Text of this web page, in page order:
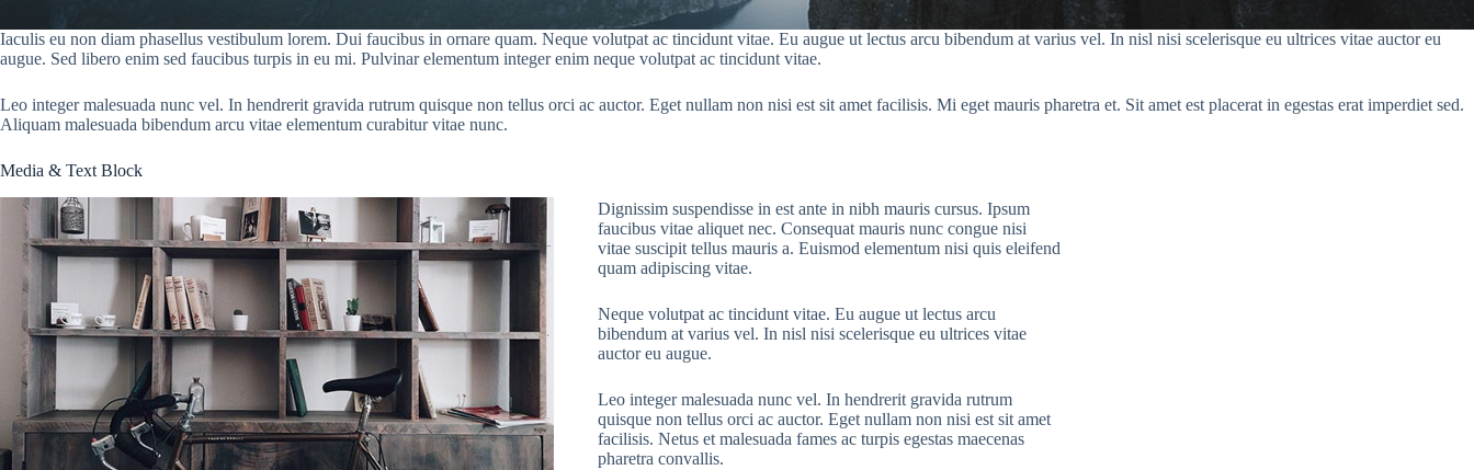
Iaculis eu non diam phasellus vestibulum lorem. Dui faucibus in ornare quam. Neque volutpat ac tincidunt vitae. Eu augue ut lectus arcu bibendum at varius vel. In nisl nisi scelerisque eu ultrices vitae auctor eu
augue. Sed libero enim sed faucibus turpis in eu mi. Pulvinar elementum integer enim neque volutpat ac tincidunt vitae.
Leo integer malesuada nunc vel. In hendrerit gravida rutrum quisque non tellus orci ac auctor. Eget nullam non nisi est sit amet facilisis. Mi eget mauris pharetra et. Sit amet est placerat in egestas erat imperdiet sed.
Aliquam malesuada bibendum arcu vitae elementum curabitur vitae nunc.
Media & Text Block
Dignissim suspendisse in est ante in nibh mauris cursus. Ipsum
faucibus vitae aliquet nec. Consequat mauris nunc congue nisi
vitae suscipit tellus mauris a. Euismod elementum nisi quis eleifend
quam adipiscing vitae.
Neque volutpat ac tincidunt vitae. Eu augue ut lectus arcu
bibendum at varius vel. In nisl nisi scelerisque eu ultrices vitae
auctor eu augue.
Leo integer malesuada nunc vel. In hendrerit gravida rutrum
quisque non tellus orci ac auctor. Eget nullam non nisi est sit amet
facilisis. Netus et malesuada fames ac turpis egestas maecenas
pharetra convallis.